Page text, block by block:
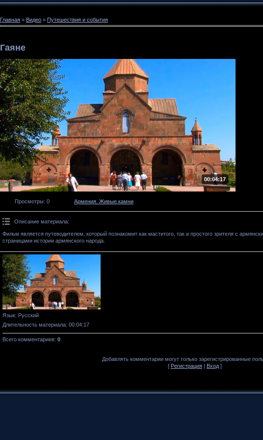
Главная » Видео » Путешествия и события
Гаяне
00:04:17
Просмотры: 0 Армения. Живые камни
Описание материала:
Фильм является путеводителем, который познакомит как маститого, так и простого зрителя с
страницами истории армянского народа.
Язык: Русский
Длительность материала: 00:04:17
Всего комментариев: 0
Добавлять комментарии могут только зарегистрированные
[ Регистрация | Вход ]